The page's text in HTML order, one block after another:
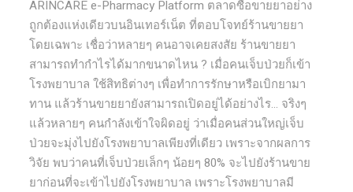
ARINCARE e-Pharmacy Platform ตลาดซื้อขายยาอย่าง
ถูกต้องแห่งเดียวบนอินเทอร์เน็ต ที่ตอบโจทย์ร้านขายยา
โดยเฉพาะ เชื่อว่าหลายๆ คนอาจเคยสงสัย ร้านขายยา
สามารถทำกำไรได้มากขนาดไหน ? เมื่อคนเจ็บป่วยก็เข้า
โรงพยาบาล ใช้สิทธิต่างๆ เพื่อทำการรักษาหรือเบิกยามา
ทาน แล้วร้านขายยายังสามารถเปิดอยู่ได้อย่างไร… จริงๆ
แล้วหลายๆ คนกำลังเข้าใจผิดอยู่ ว่าเมื่อคนส่วนใหญ่เจ็บ
ป่วยจะมุ่งไปยังโรงพยาบาลเพียงที่เดียว เพราะจากผลการ
วิจัย พบว่าคนที่เจ็บป่วยเล็กๆ น้อยๆ 80% จะไปยังร้านขาย
ยาก่อนที่จะเข้าไปยังโรงพยาบาล เพราะโรงพยาบาลมี